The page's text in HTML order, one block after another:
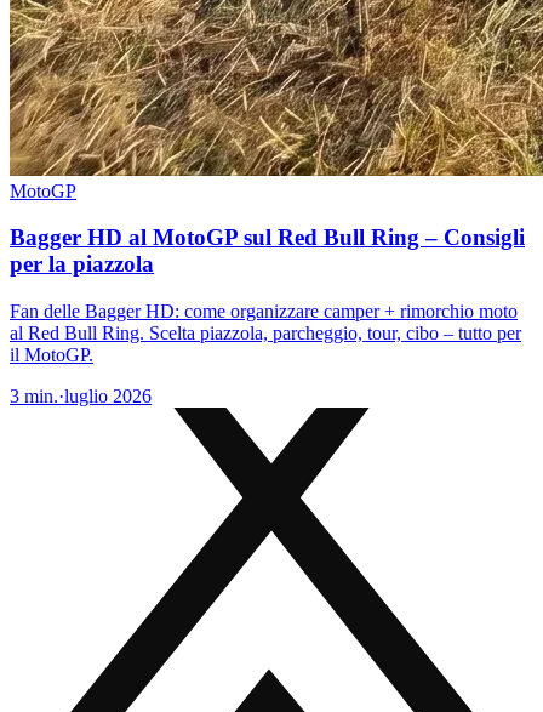
MotoGP
Bagger HD al MotoGP sul Red Bull Ring – Consigli
per la piazzola
Fan delle Bagger HD: come organizzare camper + rimorchio moto
al Red Bull Ring. Scelta piazzola, parcheggio, tour, cibo – tutto per
il MotoGP.
3 min.·luglio 2026